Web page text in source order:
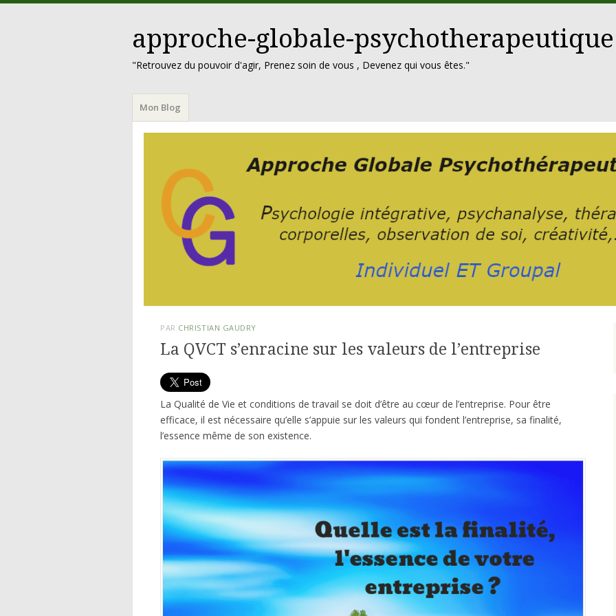
approche-globale-psychotherapeutique
"Retrouvez du pouvoir d'agir, Prenez soin de vous , Devenez qui vous êtes."
Menu
Aller
au
contenu
Mon Blog
PAR CHRISTIAN GAUDRY
La QVCT s’enracine sur les valeurs de l’entreprise
La Qualité de Vie et conditions de travail se doit d’être au cœur de l’entreprise. Pour être
efficace, il est nécessaire qu’elle s’appuie sur les valeurs qui fondent l’entreprise, sa finalité,
l’essence même de son existence.